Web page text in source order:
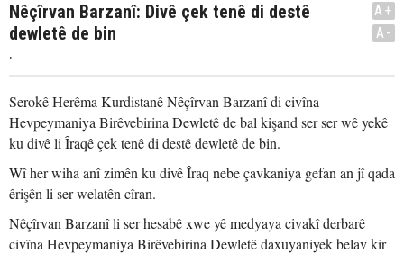
Nêçîrvan Barzanî: Divê çek tenê di destê
dewletê de bin
.
A+
A-
Serokê Herêma Kurdistanê Nêçîrvan Barzanî di civîna
Hevpeymaniya Birêvebirina Dewletê de bal kişand ser ser wê yekê
ku divê li Îraqê çek tenê di destê dewletê de bin.
Wî her wiha anî zimên ku divê Îraq nebe çavkaniya gefan an jî qada
êrişên li ser welatên cîran.
Nêçîrvan Barzanî li ser hesabê xwe yê medyaya civakî derbarê
civîna Hevpeymaniya Birêvebirina Dewletê daxuyaniyek belav kir